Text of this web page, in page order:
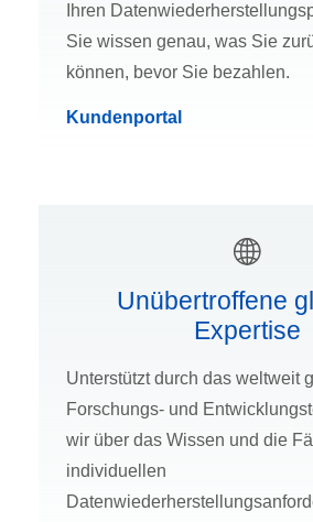
Ihren
Sie wissen genau, was Sie
können, bevor Sie bezahlen.
Kundenportal
Unübertroffene
Expertise
Unterstützt durch das weltweit
Forschungs- und
wir über das Wissen und die
individuellen